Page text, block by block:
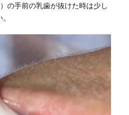
の手前の乳歯が抜けた時は少し